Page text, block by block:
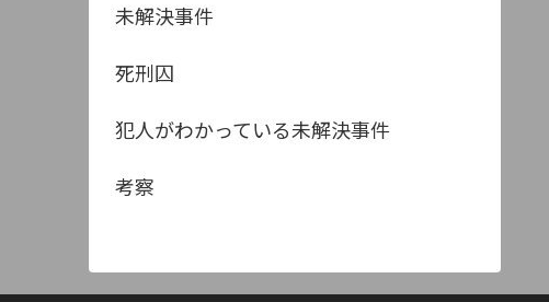
未解決事件
死刑囚
犯人がわかっている未解決事件
考察